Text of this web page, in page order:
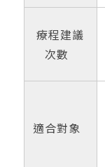
療程建議
次數
適合對象